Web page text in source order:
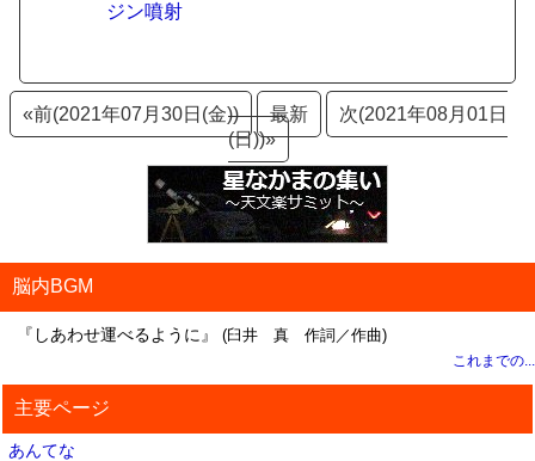
ジン噴射
«前(2021年07月30日(金)) 最新
次(2021年08月01日
(日))»
脳内BGM
『しあわせ運べるように』 (臼井 真 作詞／作曲)
これまでの...
主要ページ
あんてな